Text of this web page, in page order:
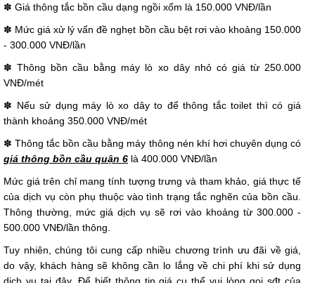
✽ Giá thông tắc bồn cầu dạng ngồi xổm là 150.000 VNĐ/lần
✽ Mức giá xử lý vấn đề nghẹt bồn cầu bệt rơi vào khoảng 150.000
- 300.000 VNĐ/lần
✽ Thông bồn cầu bằng máy lò xo dây nhỏ có giá từ 250.000
VNĐ/mét
✽ Nếu sử dụng máy lò xo dây to để thông tắc toilet thì có giá
thành khoảng 350.000 VNĐ/mét
✽ Thông tắc bồn cầu bằng máy thông nén khí hơi chuyên dụng có
giá thông bồn cầu quận 6 là 400.000 VNĐ/lần
Mức giá trên chỉ mang tính tượng trưng và tham khảo, giá thực tế
của dịch vụ còn phụ thuộc vào tình trạng tắc nghẽn của bồn cầu.
Thông thường, mức giá dịch vụ sẽ rơi vào khoảng từ 300.000 -
500.000 VNĐ/lần thông.
Tuy nhiên, chúng tôi cung cấp nhiều chương trình ưu đãi về giá,
do vậy, khách hàng sẽ không cần lo lắng về chi phí khi sử dụng
dịch vụ tại đây. Để biết thông tin giá cụ thể vui lòng gọi sđt của